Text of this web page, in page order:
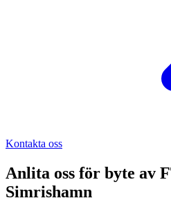
Kontakta oss
Anlita oss för byte av
Simrishamn